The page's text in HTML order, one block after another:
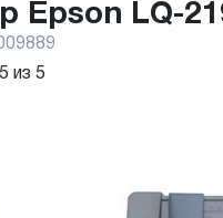
Epson LQ-
5 из 5